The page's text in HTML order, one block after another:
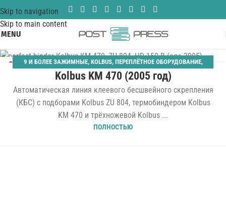
Skip to navigation
Skip to main content
MENU
06 9 И БОЛЕЕ ЗАЖИМНЫЕ, KOLBUS, ПЕРЕПЛЁТНОЕ ОБОРУДОВАНИЕ,
ПОЛНЫЕ ЛИНИИ МЯГКОГО ПЕРЕПЛЕТА,ТЕРМОБИНДЕРЫ
Kolbus KM 470 (2005 год)
Автоматическая линия клеевого бесшвейного скрепления
(КБС) с подборами Kolbus ZU 804, термобиндером Kolbus
KM 470 и трёхножевой Kolbus ...
ПОЛНОСТЬЮ